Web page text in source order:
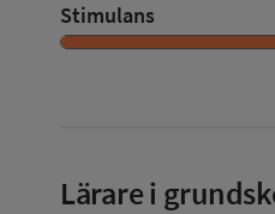
Stimulans
Lärare i